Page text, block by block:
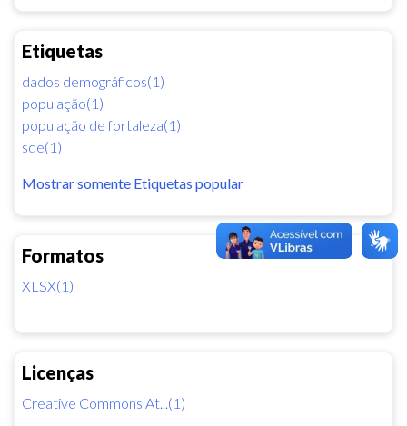
Etiquetas
dados demográficos(1)
população(1)
população de fortaleza(1)
sde(1)
Mostrar somente Etiquetas popular
Formatos
XLSX(1)
Licenças
Creative Commons At...(1)